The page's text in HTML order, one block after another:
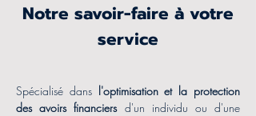
Notre savoir-faire à votre
service
Spécialisé dans l'optimisation et la protection
des avoirs financiersd'un individu ou d'une